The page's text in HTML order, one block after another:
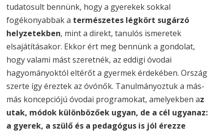
tudatosult bennünk, hogy a gyerekek sokkal
fogékonyabbak a természetes légkört sugárzó
helyzetekben, mint a direkt, tanulós ismeretek
elsajátításakor. Ekkor ért meg bennünk a gondolat,
hogy valami mást szeretnék, az eddigi óvodai
hagyományoktól eltérőt a gyermek érdekében. Ország
szerte így éreztek az óvónők. Tanulmányoztuk a más-
más koncepciójú óvodai programokat, amelyekben az
utak, módok különbözőek ugyan, de a cél ugyanaz:
a gyerek, a szülő és a pedagógus is jól érezze